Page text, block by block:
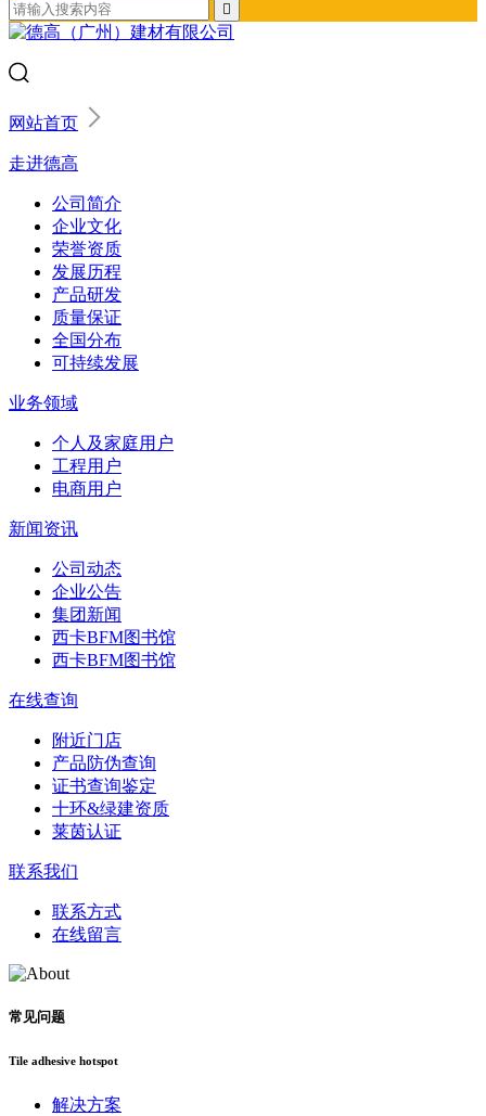

网站首页
走进德高
公司简介
企业文化
荣誉资质
发展历程
产品研发
质量保证
全国分布
可持续发展
业务领域
个人及家庭用户
工程用户
电商用户
新闻资讯
公司动态
企业公告
集团新闻
西卡BFM图书馆
西卡BFM图书馆
在线查询
附近门店
产品防伪查询
证书查询鉴定
十环&绿建资质
莱茵认证
联系我们
联系方式
在线留言
常见问题
Tile adhesive hotspot
解决方案